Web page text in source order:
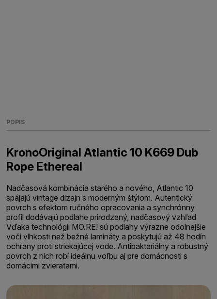
POPIS
KronoOriginal Atlantic 10 K669 Dub
Rope Ethereal
Nadčasová kombinácia starého a nového, Atlantic 10
spájajú vintage dizajn s moderným štýlom. Autentický
povrch s efektom ručného opracovania a synchrónny
profil dodávajú podlahe prirodzený, nadčasový vzhľad
Vďaka technológii MO.RE! sú podlahy výrazne odolnejšie
voči vlhkosti než bežné lamináty a poskytujú až 48 hodín
ochrany proti striekajúcej vode. Antibakteriálny a robustný
povrch z nich robí ideálnu voľbu aj pre domácnosti s
domácimi zvieratami.